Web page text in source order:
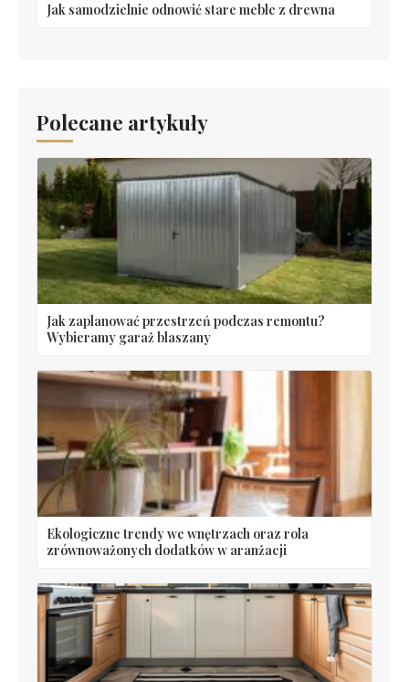
Jak samodzielnie odnowić stare meble z drewna
Polecane artykuły
Jak zaplanować przestrzeń podczas remontu?
Wybieramy garaż blaszany
Ekologiczne trendy we wnętrzach oraz rola
zrównoważonych dodatków w aranżacji